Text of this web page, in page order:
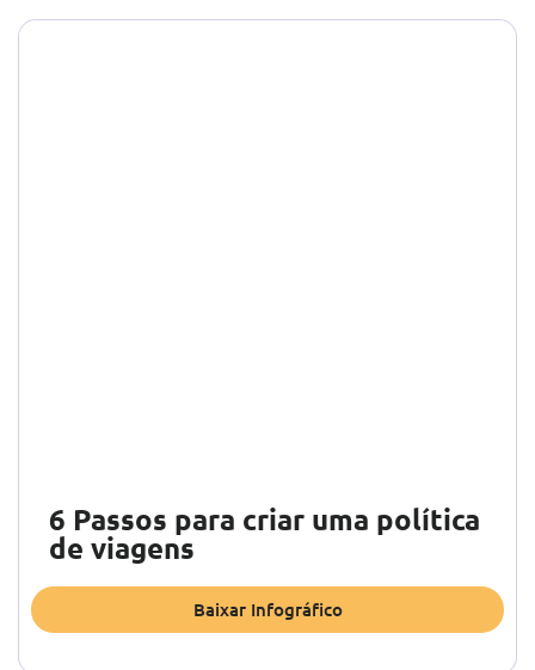
6 Passos para criar uma política
de viagens
Baixar Infográfico